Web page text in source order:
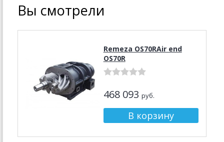
Вы смотрели
Remeza OS70RAir end
OS70R
468 093 руб.